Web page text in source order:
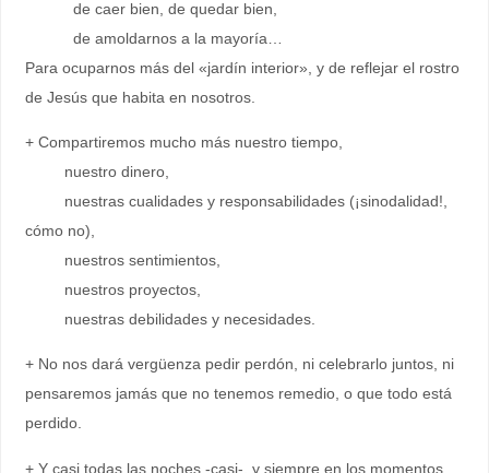
de caer bien, de quedar bien,
de amoldarnos a la mayoría…
Para ocuparnos más del «jardín interior», y de reflejar el rostro
de Jesús que habita en nosotros.
+ Compartiremos mucho más nuestro tiempo,
nuestro dinero,
nuestras cualidades y responsabilidades (¡sinodalidad!,
cómo no),
nuestros sentimientos,
nuestros proyectos,
nuestras debilidades y necesidades.
+ No nos dará vergüenza pedir perdón, ni celebrarlo juntos, ni
pensaremos jamás que no tenemos remedio, o que todo está
perdido.
+ Y casi todas las noches -casi-, y siempre en los momentos